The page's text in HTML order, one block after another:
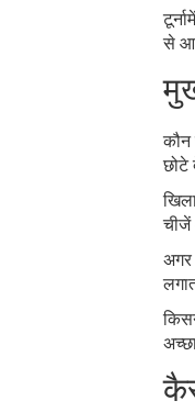
से
कौन
छोटे
चीजें
अगर